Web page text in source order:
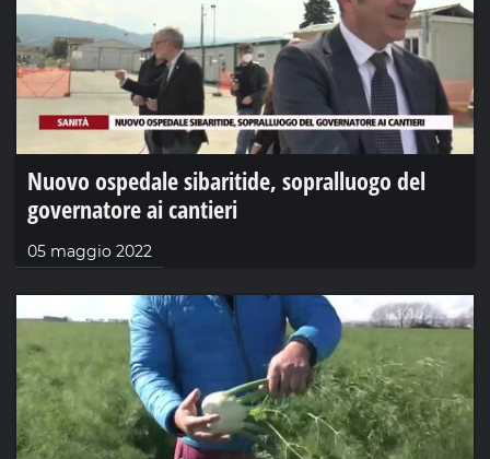
Nuovo ospedale sibaritide, sopralluogo del
governatore ai cantieri
05 maggio 2022